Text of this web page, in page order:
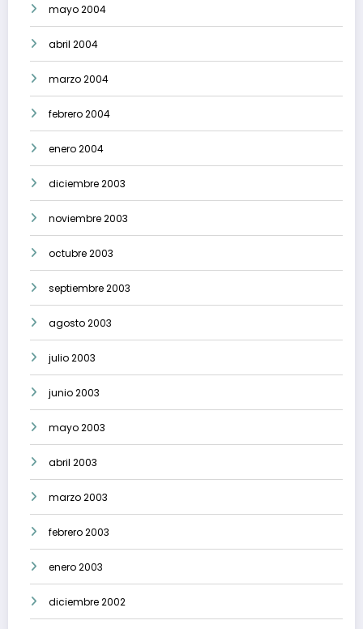
mayo 2004
abril 2004
marzo 2004
febrero 2004
enero 2004
diciembre 2003
noviembre 2003
octubre 2003
septiembre 2003
agosto 2003
julio 2003
junio 2003
mayo 2003
abril 2003
marzo 2003
febrero 2003
enero 2003
diciembre 2002